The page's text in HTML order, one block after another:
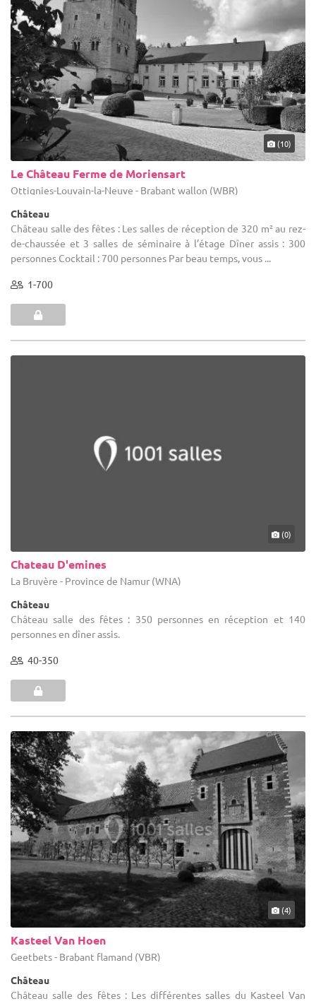
(10)
Le Château Ferme de Moriensart
Ottignies-Louvain-la-Neuve - Brabant wallon (WBR)
Château
Château salle des fêtes : Les salles de réception de 320 m² au rez-
de-chaussée et 3 salles de séminaire à l’étage Dîner assis : 300
personnes Cocktail : 700 personnes Par beau temps, vous ...
1-700
(0)
Chateau D'emines
La Bruyère - Province de Namur (WNA)
Château
Château salle des fêtes : 350 personnes en réception et 140
personnes en dîner assis.
40-350
(4)
Kasteel Van Hoen
Geetbets - Brabant flamand (VBR)
Château
Château salle des fêtes : Les différentes salles du Kasteel Van